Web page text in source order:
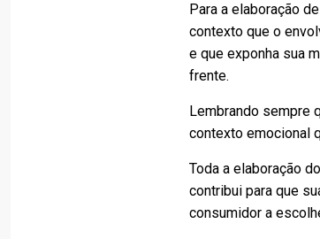
Para a elaboração
contexto que o
e que exponha sua
frente.
Lembrando sempre
contexto emocional
Toda a elaboração
contribui para que
consumidor a